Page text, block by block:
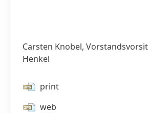
Carsten Knobel,
Henkel
print
web